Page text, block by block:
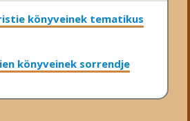
könyveinek tematikus
könyveinek sorrendje